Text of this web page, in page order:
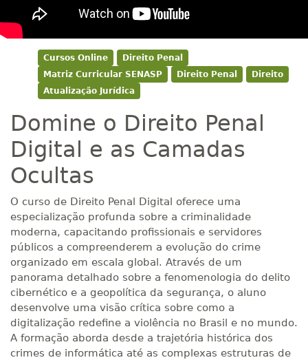
Cursos Online
Direito Penal
Matriz Curricular SENASP
Direito Penal
Direito
Atualização Jurídica
Domine o Direito Penal
Digital e as Camadas
Ocultas
O curso de Direito Penal Digital oferece uma
especialização profunda sobre a criminalidade
moderna, capacitando profissionais e servidores
públicos a compreenderem a evolução do crime
organizado em escala global. Através de um
panorama detalhado sobre a fenomenologia do delito
cibernético e a geopolítica da segurança, o aluno
desenvolve uma visão crítica sobre como a
digitalização redefine a violência no Brasil e no mundo.
A formação aborda desde a trajetória histórica dos
crimes de informática até as complexas estruturas de